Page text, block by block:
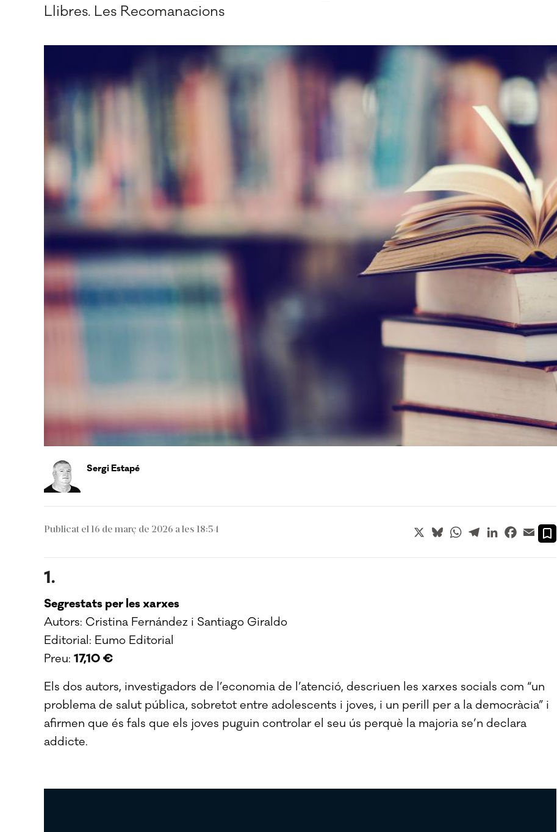
Llibres. Les Recomanacions
Sergi Estapé
Publicat el 16 de març de 2026 a les 18:54 X BlueskyWhatsApp
TelegramLinkedInFacebook
Email
1.
Segrestats per les xarxes
Autors: Cristina Fernández i Santiago Giraldo
Editorial: Eumo Editorial
Preu: 17,10 €
Els dos autors, investigadors de l’economia de l’atenció, descriuen les xarxes socials com “un
problema de salut pública, sobretot entre adolescents i joves, i un perill per a la democràcia” i
afirmen que és fals que els joves puguin controlar el seu ús perquè la majoria se’n declara
addicte.